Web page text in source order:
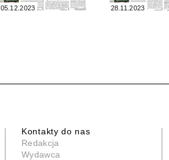
05.12.2023 28.11.2023
Kontakty do nas
Redakcja
Wydawca